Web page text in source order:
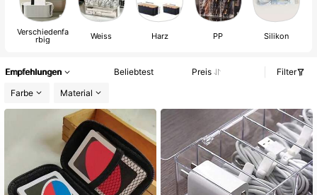
Verschiedenfa
rbig Weiss Harz PP Silikon
Empfehlungen Beliebtest Preis
Filter
Farbe
Material